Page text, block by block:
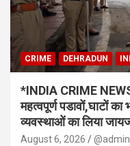
CRIME DEHRADUN
*INDIA CRIME NEWS
महत्वपूर्ण पडावों,घाटों
व्यवस्थाओं का लिया
August 6, 2026